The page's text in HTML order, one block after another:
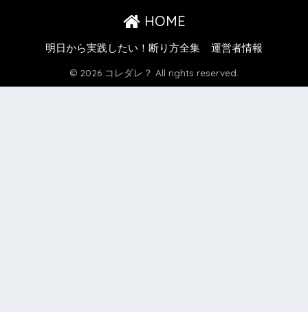
HOME
明日から実践したい！断り方全集 運営者情報
© 2026 コレダレ？ All rights reserved.